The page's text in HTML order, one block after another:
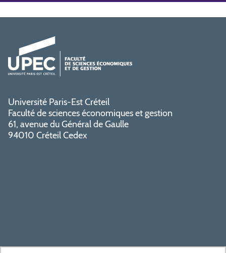
Université Paris-Est Créteil
Faculté de sciences économiques et gestion
61, avenue du Général de Gaulle
94010 Créteil Cedex